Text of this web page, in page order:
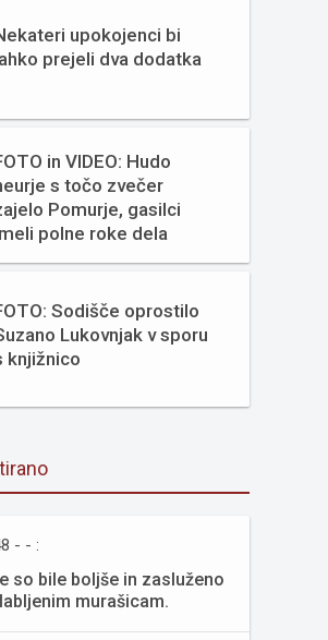
upokojenci bi
prejeli dva dodatka
in VIDEO: Hudo
s točo zvečer
Pomurje, gasilci
polne roke dela
Sodišče oprostilo
Lukovnjak v sporu
knjižnico
- - :
so bile boljše in zasluženo
murašicam.